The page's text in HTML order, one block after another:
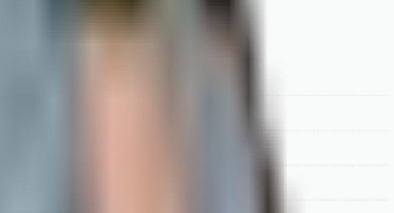
арбитражных судов.
1С.